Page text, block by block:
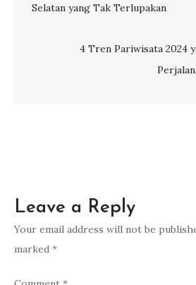
Alamnavigation
Selatan yang Tak Terlupakan
4 Tren Pariwisata 2024
Leave a Reply
Your email address will not be
marked *